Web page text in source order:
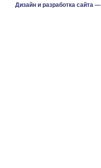
Дизайн и разработка сайта —